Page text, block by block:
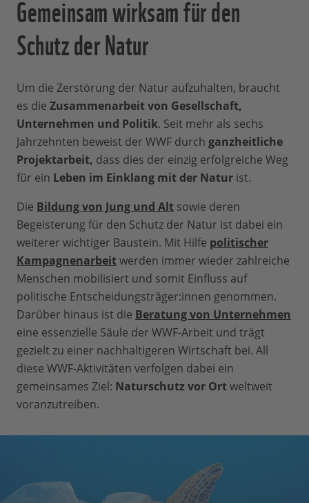
Gemeinsam wirksam für den
Schutz der Natur
Um die Zerstörung der Natur aufzuhalten, braucht
es die Zusammenarbeit von Gesellschaft,
Unternehmen und Politik. Seit mehr als sechs
Jahrzehnten beweist der WWF durch ganzheitliche
Projektarbeit, dass dies der einzig erfolgreiche Weg
für ein Leben im Einklang mit der Natur ist.
Die Bildung von Jung und Alt sowie deren
Begeisterung für den Schutz der Natur ist dabei ein
weiterer wichtiger Baustein. Mit Hilfe politischer
Kampagnenarbeitwerden immer wieder zahlreiche
Menschen mobilisiert und somit Einfluss auf
politische Entscheidungsträger:innen genommen.
Darüber hinaus ist die Beratung von Unternehmen
eine essenzielle Säule der WWF-Arbeit und trägt
gezielt zu einer nachhaltigeren Wirtschaft bei. All
diese WWF-Aktivitäten verfolgen dabei ein
gemeinsames Ziel: Naturschutz vor Ortweltweit
voranzutreiben.